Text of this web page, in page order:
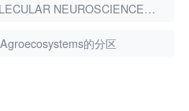
NEUROSCIENCE怎么样
的分区